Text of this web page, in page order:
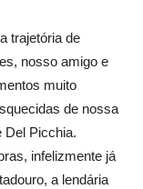
trajetória de
nosso amigo e
muito
de nossa
Del Picchia.
infelizmente já
a lendária